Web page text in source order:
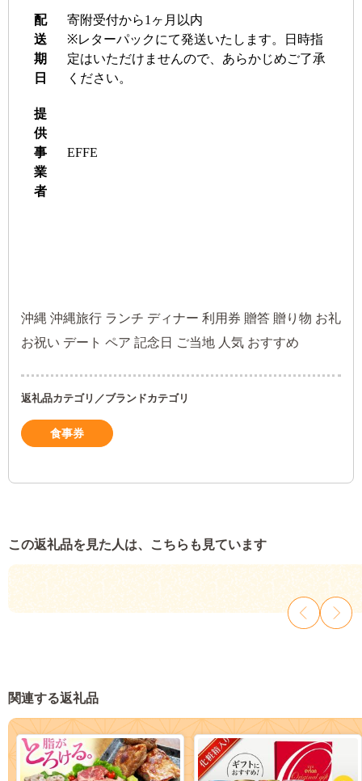
配
送
期
日
寄附受付から1ヶ月以内
※レターパックにて発送いたします。日時指
定はいただけませんので、あらかじめご了承
ください。
提
供
事
業
者
EFFE
沖縄 沖縄旅行 ランチ ディナー 利用券 贈答 贈り物 お礼
お祝い デート ペア 記念日 ご当地 人気 おすすめ
返礼品カテゴリ／ブランドカテゴリ
食事券
この返礼品を見た人は、こちらも見ています
関連する返礼品